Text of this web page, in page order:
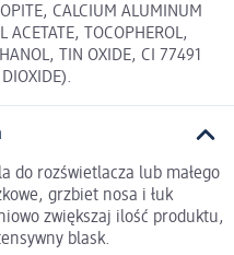
CALCIUM ALUMINUM
ACETATE, TOCOPHEROL,
TIN OXIDE, CI 77491
do rozświetlacza lub małego
grzbiet nosa i łuk
zwiększaj ilość produktu,
blask.